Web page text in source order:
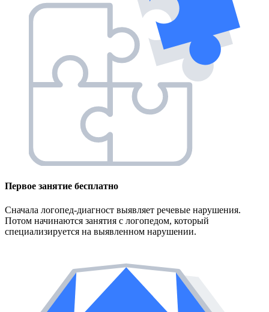
Первое занятие бесплатно
Сначала логопед-диагност выявляет речевые нарушения.
Потом начинаются занятия с логопедом, который
специализируется на выявленном нарушении.